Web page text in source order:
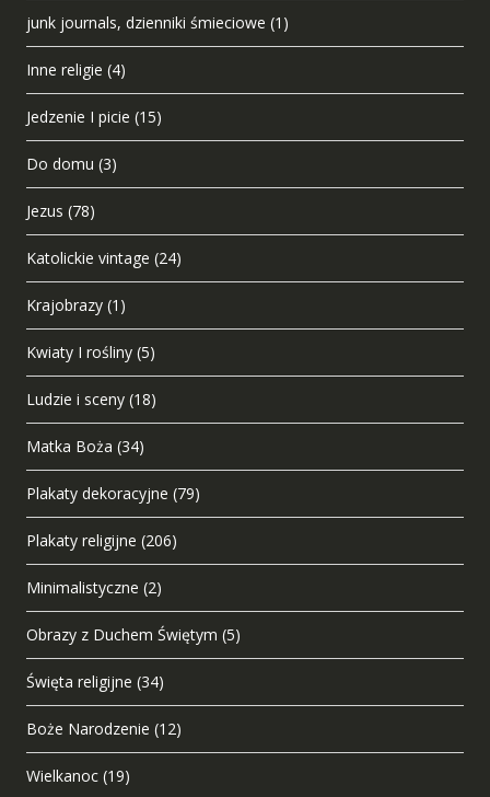
junk journals, dzienniki śmieciowe (1)
Inne religie (4)
Jedzenie I picie (15)
Do domu (3)
Jezus (78)
Katolickie vintage (24)
Krajobrazy (1)
Kwiaty I rośliny (5)
Ludzie i sceny (18)
Matka Boża (34)
Plakaty dekoracyjne (79)
Plakaty religijne (206)
Minimalistyczne (2)
Obrazy z Duchem Świętym (5)
Święta religijne (34)
Boże Narodzenie (12)
Wielkanoc (19)